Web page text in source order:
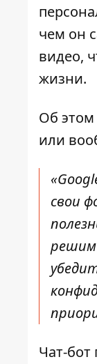
чем он
видео,
жизни.
Об этом
или
свои
решим
Чат-бот